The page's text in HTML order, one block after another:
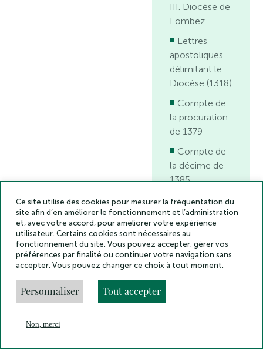
Menu
III. Diocèse de
Lombez
Lettres
apostoliques
délimitant le
Diocèse (1318)
Compte de
la procuration
de 1379
Compte de
la décime de
1385
Autres
pouillés et
listes de
bénéfices
Limites et
Ce site utilise des cookies pour mesurer la fréquentation du
site afin d’en améliorer le fonctionnement et l’administration
et, avec votre accord, pour améliorer votre expérience
utilisateur. Certains cookies sont nécessaires au
fonctionnement du site. Vous pouvez accepter, gérer vos
préférences par finalité ou continuer votre navigation sans
accepter. Vous pouvez changer ce choix à tout moment.
Personnaliser Tout accepter
Non, merci